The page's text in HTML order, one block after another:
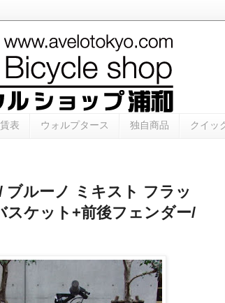
表 ウォルプタース 独自商品 クイッ
ルーノ ミキスト フラッ
スケット+前後フェンダー/